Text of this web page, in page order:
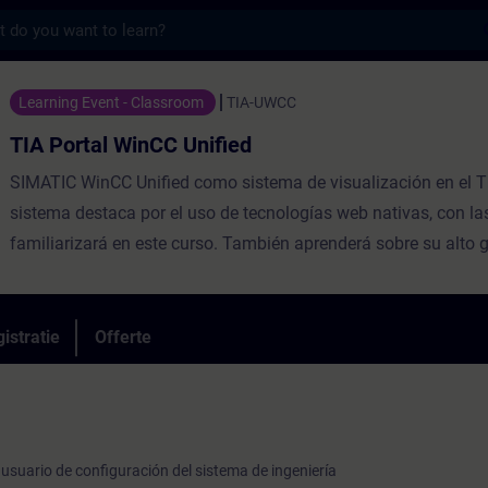
Unified - Training - Opleiding -
Learning Event - Classroom TIA-UWCC
TIA Portal WinCC Unified
SIMATIC WinCC Unified como sistema de visualización en el
sistema destaca por el uso de tecnologías web nativas, con
familiarizará en este curso. También aprenderá sobre su alto
Runtime y obtén una impresión personal de las capacidades
dispositivos.
Offerte
de configuración del sistema de ingeniería